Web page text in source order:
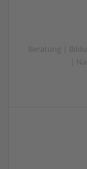
Beratung |
|